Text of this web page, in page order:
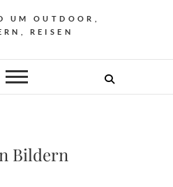
UM OUTDOOR,
REISEN
Bildern